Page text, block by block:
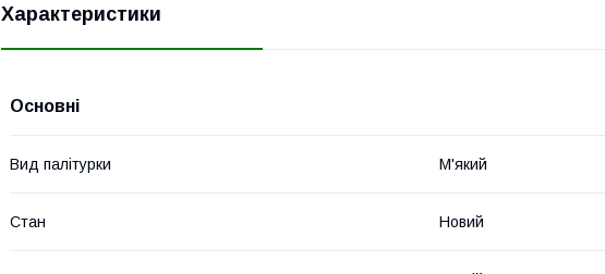
Характеристики
Основні
Вид палітурки М'який
Стан Новий